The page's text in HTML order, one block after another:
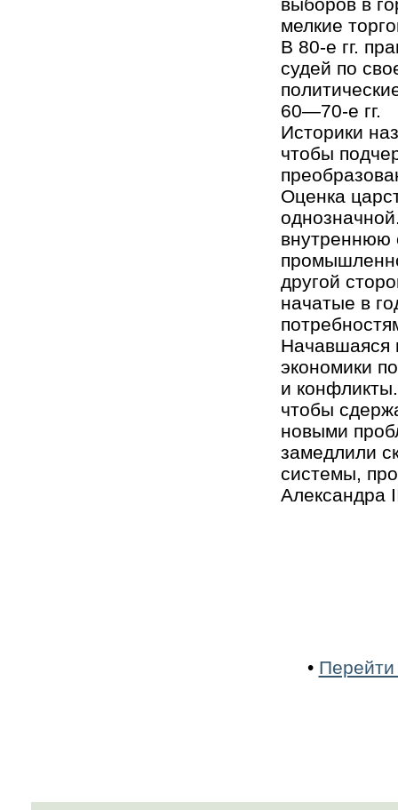
мелкие
В 80-е гг.
судей по
60—70-е гг.
Историки
чтобы
Оценка
внутреннюю
другой
начатые в
Начавшаяся
экономики
и
чтобы
новыми
замедлили
системы,
Александра
• Перейти